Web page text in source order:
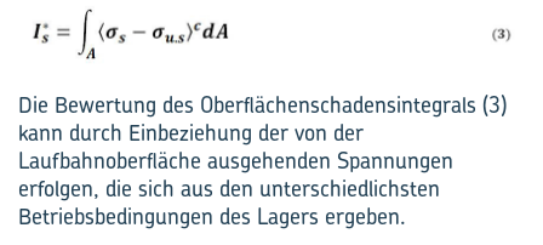
Die Bewertung des Oberflächenschadensintegrals (3)
kann durch Einbeziehung der von der
Laufbahnoberfläche ausgehenden Spannungen
erfolgen, die sich aus den unterschiedlichsten
Betriebsbedingungen des Lagers ergeben.